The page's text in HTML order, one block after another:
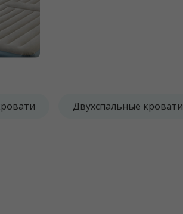
Двухспальные кровати